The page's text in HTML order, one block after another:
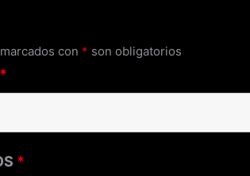
con * son obligatorios
*
*